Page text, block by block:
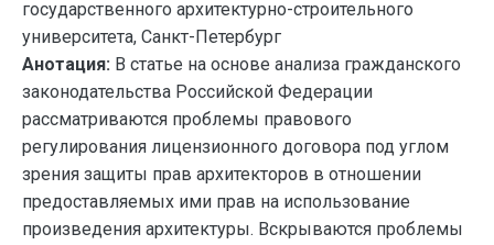
государственного архитектурно-строительного
университета, Санкт-Петербург
Анотация: В статье на основе анализа гражданского
законодательства Российской Федерации
рассматриваются проблемы правового
регулирования лицензионного договора под углом
зрения защиты прав архитекторов в отношении
предоставляемых ими прав на использование
произведения архитектуры. Вскрываются проблемы